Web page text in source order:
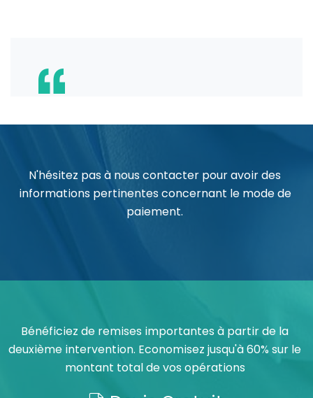
N'hésitez pas à nous contacter pour avoir des
informations pertinentes concernant le mode de
paiement.
Bénéficiez de remises importantes à partir de la
deuxième intervention. Economisez jusqu'à 60% sur le
montant total de vos opérations